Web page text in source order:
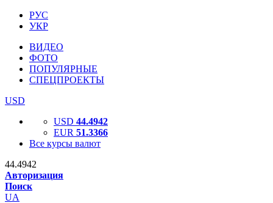
РУС
УКР
ВИДЕО
ФОТО
ПОПУЛЯРНЫЕ
СПЕЦПРОЕКТЫ
USD
USD 44.4942
EUR 51.3366
Все курсы валют
44.4942
Авторизация
Поиск
UA